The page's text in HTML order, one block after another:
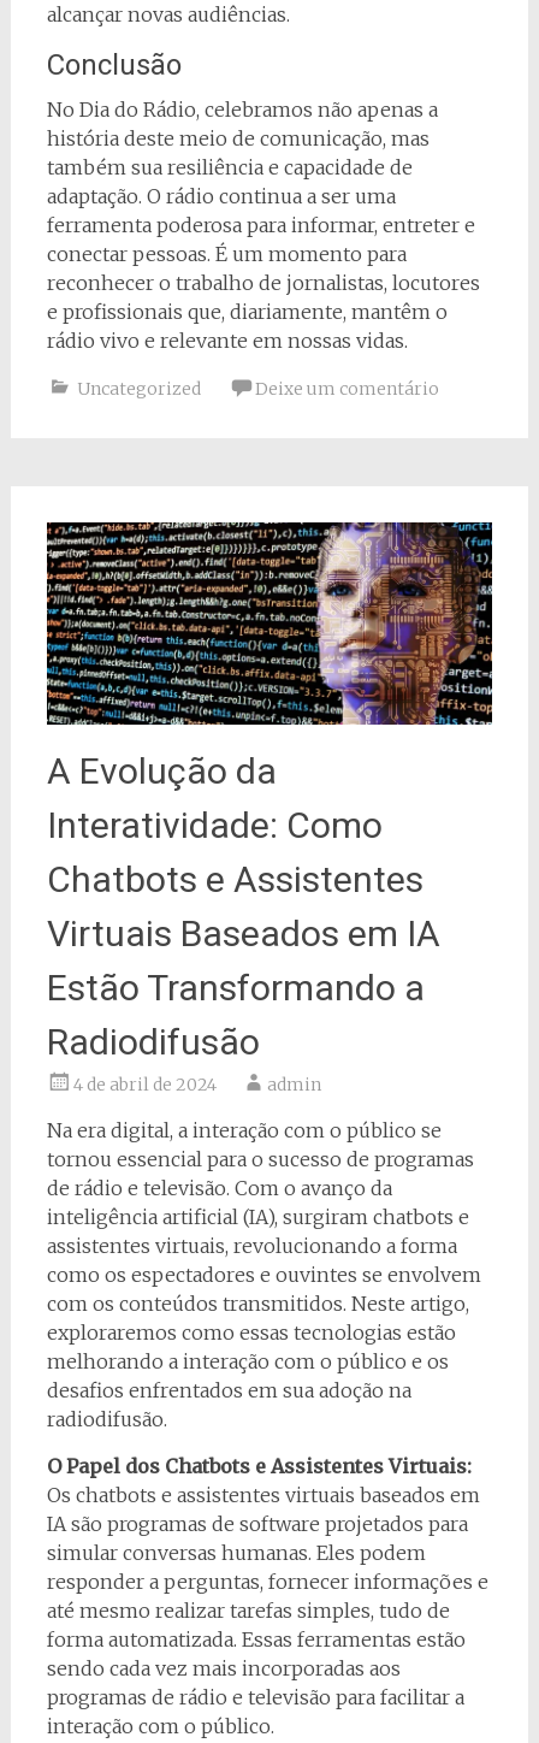
alcançar novas audiências.
Conclusão
No Dia do Rádio, celebramos não apenas a
história deste meio de comunicação, mas
também sua resiliência e capacidade de
adaptação. O rádio continua a ser uma
ferramenta poderosa para informar, entreter e
conectar pessoas. É um momento para
reconhecer o trabalho de jornalistas, locutores
e profissionais que, diariamente, mantêm o
rádio vivo e relevante em nossas vidas.
Uncategorized Deixe um comentário
A Evolução da
Interatividade: Como
Chatbots e Assistentes
Virtuais Baseados em IA
Estão Transformando a
Radiodifusão
4 de abril de 2024 admin
Na era digital, a interação com o público se
tornou essencial para o sucesso de programas
de rádio e televisão. Com o avanço da
inteligência artificial (IA), surgiram chatbots e
assistentes virtuais, revolucionando a forma
como os espectadores e ouvintes se envolvem
com os conteúdos transmitidos. Neste artigo,
exploraremos como essas tecnologias estão
melhorando a interação com o público e os
desafios enfrentados em sua adoção na
radiodifusão.
O Papel dos Chatbots e Assistentes Virtuais:
Os chatbots e assistentes virtuais baseados em
IA são programas de software projetados para
simular conversas humanas. Eles podem
responder a perguntas, fornecer informações e
até mesmo realizar tarefas simples, tudo de
forma automatizada. Essas ferramentas estão
sendo cada vez mais incorporadas aos
programas de rádio e televisão para facilitar a
interação com o público.